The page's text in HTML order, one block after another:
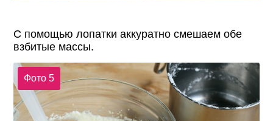
С помощью лопатки аккуратно смешаем обе
взбитые массы.
Фото 5